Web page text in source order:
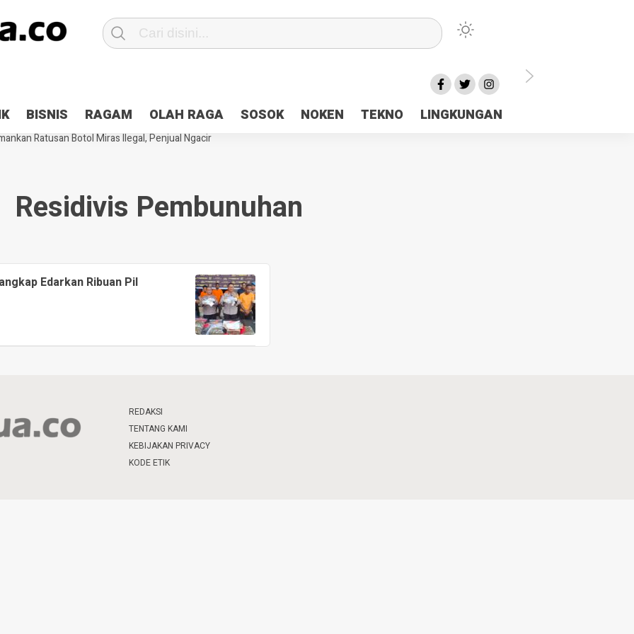
BISNIS RAGAM OLAH RAGA SOSOK NOKEN TEKNO LINGKUNGAN
2×24 jam di Kota Jayapura
Pesan Sejuk Polri di Deklarasi Pemilu Ceria Tanah Papua
Terbakar
Hibah Pilkada Jayapura Cair 10 Persen, Deposit Kas Daerah Rp23 Miliar Disorot
Ratusan Botol Miras Ilegal, Penjual Ngacir
Residivis Pembunuhan
Edarkan Ribuan Pil
REDAKSI
TENTANG KAMI
KEBIJAKAN PRIVACY
KODE ETIK